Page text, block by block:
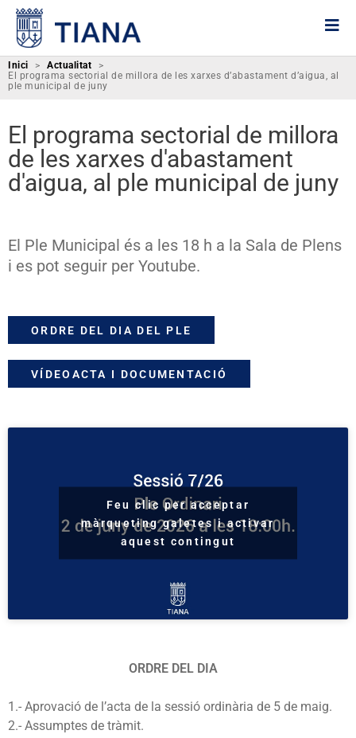
Inici > Actualitat
>
El programa sectorial de millora de les xarxes d’abastament d’aigua, al
ple municipal de juny​
El programa sectorial de millora
de les xarxes d'abastament
d'aigua, al ple municipal de juny
El Ple Municipal és a les 18 h a la Sala de Plens
i es pot seguir per Youtube.
ORDRE DEL DIA DEL PLE
VÍDEOACTA I DOCUMENTACIÓ
Feu clic per acceptar
màrqueting galetes i activar
aquest contingut
ORDRE DEL DIA
1.- Aprovació de l’acta de la sessió ordinària de 5 de maig.
2.- Assumptes de tràmit.